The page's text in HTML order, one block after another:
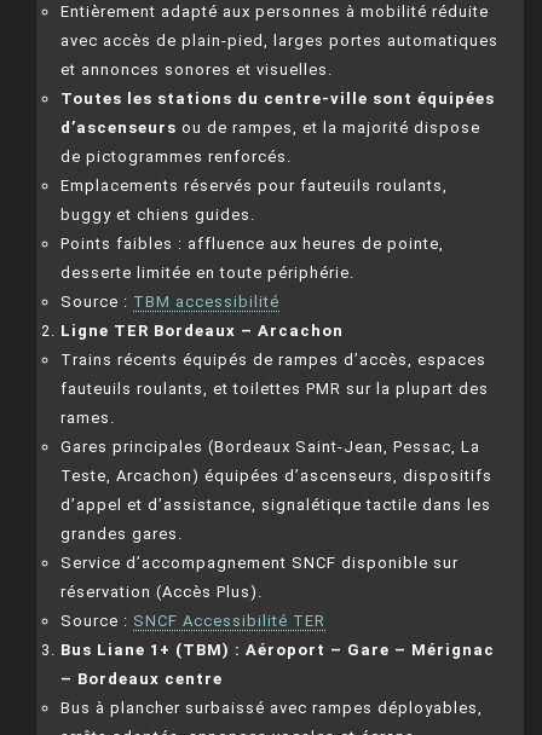
Entièrement adapté aux personnes à mobilité réduite
avec accès de plain-pied, larges portes automatiques
et annonces sonores et visuelles.
Toutes les stations du centre-ville sont équipées
d’ascenseurs ou de rampes, et la majorité dispose
de pictogrammes renforcés.
Emplacements réservés pour fauteuils roulants,
buggy et chiens guides.
Points faibles : affluence aux heures de pointe,
desserte limitée en toute périphérie.
Source : TBM accessibilité
Ligne TER Bordeaux – Arcachon
Trains récents équipés de rampes d’accès, espaces
fauteuils roulants, et toilettes PMR sur la plupart des
rames.
Gares principales (Bordeaux Saint-Jean, Pessac, La
Teste, Arcachon) équipées d’ascenseurs, dispositifs
d’appel et d’assistance, signalétique tactile dans les
grandes gares.
Service d’accompagnement SNCF disponible sur
réservation (Accès Plus).
Source : SNCF Accessibilité TER
Bus Liane 1+ (TBM) : Aéroport – Gare – Mérignac
– Bordeaux centre
Bus à plancher surbaissé avec rampes déployables,